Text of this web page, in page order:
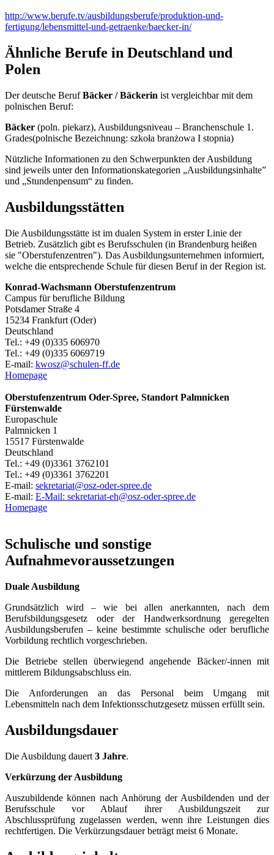
http://www.berufe.tv/ausbildungsberufe/produktion-und-
fertigung/lebensmittel-und-getraenke/baecker-in/
Ähnliche Berufe in Deutschland und
Polen
Der deutsche BerufBäcker / Bäckerin ist vergleichbar mit dem
polnischen Beruf:
Bäcker (poln. piekarz), Ausbildungsniveau – Branchenschule 1.
Grades(polnische Bezeichnung: szkoła branżowa I stopnia)
Nützliche Informationen zu den Schwerpunkten der Ausbildung
sind jeweils unter den Informationskategorien „Ausbildungsinhalte”
und „Stundenpensum“ zu finden.
Ausbildungsstätten
Die Ausbildungsstätte ist im dualen System in erster Linie der
Betrieb. Zusätzlich gibt es Berufsschulen (in Brandenburg heißen
sie "Oberstufenzentren"). Das Ausbildungsunternehmen informiert,
welche die entsprechende Schule für diesen Beruf in der Region ist.
Konrad-Wachsmann Oberstufenzentrum
Campus für berufliche Bildung
Potsdamer Straße 4
15234 Frankfurt (Oder)
Deutschland
Tel.: +49 (0)335 606970
Tel.: +49 (0)335 6069719
E-mail: kwosz@schulen-ff.de
Homepage
Oberstufenzentrum Oder-Spree, Standort Palmnicken
Fürstenwalde
Europaschule
Palmnicken 1
15517 Fürstenwalde
Deutschland
Tel.: +49 (0)3361 3762101
Tel.: +49 (0)3361 3762201
E-mail: sekretariat@osz-oder-spree.de
E-mail: E-Mail: sekretariat-eh@osz-oder-spree.de
Homepage
Schulische und sonstige
Aufnahmevoraussetzungen
Duale Ausbildung
Grundsätzlich wird – wie bei allen anerkannten, nach dem
Berufsbildungsgesetz oder der Handwerksordnung geregelten
Ausbildungsberufen – keine bestimmte schulische oder berufliche
Vorbildung rechtlich vorgeschrieben.
Die Betriebe stellen überwiegend angehende Bäcker/-innen mit
mittlerem Bildungsabschluss ein.
Die Anforderungen an das Personal beim Umgang mit
Lebensmitteln nach dem Infektionsschutzgesetz müssen erfüllt sein.
Ausbildungsdauer
Die Ausbildung dauert 3 Jahre.
Verkürzung der Ausbildung
Auszubildende können nach Anhörung der Ausbildenden und der
Berufsschule vor Ablauf ihrer Ausbildungszeit zur
Abschlussprüfung zugelassen werden, wenn ihre Leistungen dies
rechtfertigen. Die Verkürzungsdauer beträgt meist 6 Monate.